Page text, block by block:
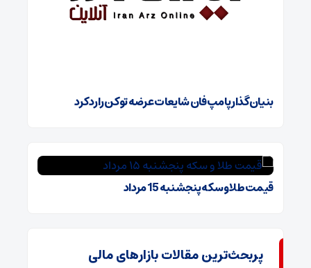
بنیان‌گذار پامپ فان شایعات عرضه توکن را رد کرد
قیمت طلا و سکه پنجشنبه 15 مرداد
پربحث‌ترین مقالات بازارهای مالی